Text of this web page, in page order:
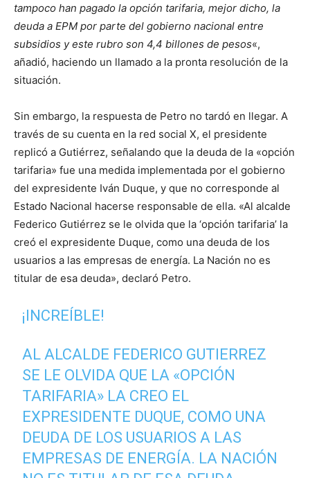
tampoco han pagado la opción tarifaria, mejor dicho, la
deuda a EPM por parte del gobierno nacional entre
subsidios y este rubro son 4,4 billones de pesos«,
añadió, haciendo un llamado a la pronta resolución de la
situación.
Sin embargo, la respuesta de Petro no tardó en llegar. A
través de su cuenta en la red social X, el presidente
replicó a Gutiérrez, señalando que la deuda de la «opción
tarifaria» fue una medida implementada por el gobierno
del expresidente Iván Duque, y que no corresponde al
Estado Nacional hacerse responsable de ella. «Al alcalde
Federico Gutiérrez se le olvida que la ‘opción tarifaria’ la
creó el expresidente Duque, como una deuda de los
usuarios a las empresas de energía. La Nación no es
titular de esa deuda», declaró Petro.
¡INCREÍBLE!
AL ALCALDE FEDERICO GUTIERREZ
SE LE OLVIDA QUE LA «OPCIÓN
TARIFARIA» LA CREO EL
EXPRESIDENTE DUQUE, COMO UNA
DEUDA DE LOS USUARIOS A LAS
EMPRESAS DE ENERGÍA. LA NACIÓN